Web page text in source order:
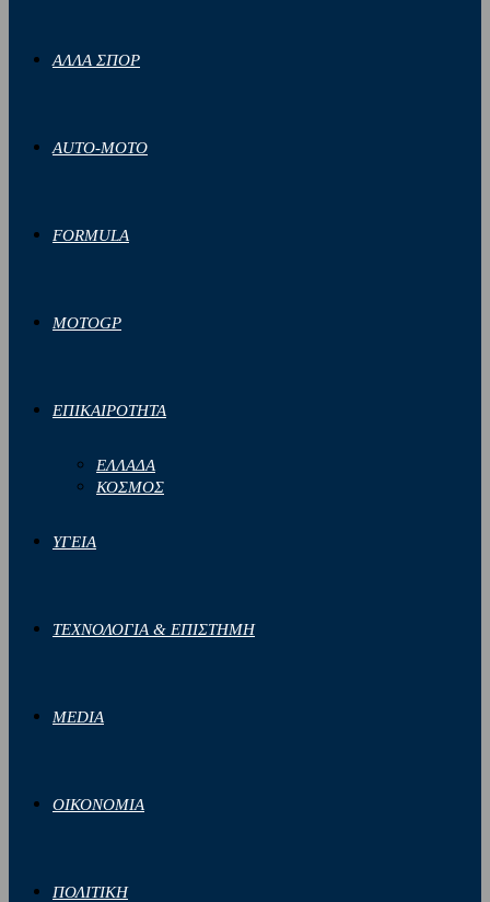
ΑΛΛΑ ΣΠΟΡ
AUTO-MOTO
FORMULA
MOTOGP
ΕΠΙΚΑΙΡΟΤΗΤΑ
ΕΛΛΑΔΑ
ΚΟΣΜΟΣ
ΥΓΕΙΑ
ΤΕΧΝΟΛΟΓΙΑ & ΕΠΙΣΤΗΜΗ
MEDIA
ΟΙΚΟΝΟΜΙΑ
ΠΟΛΙΤΙΚΗ